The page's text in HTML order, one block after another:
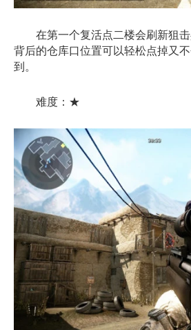
在第一个复活点二楼会刷新狙击
背后的仓库口位置可以轻松点掉又
到。
难度：★